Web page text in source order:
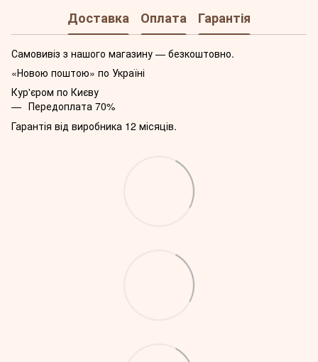
Доставка Оплата Гарантія
Самовивіз з нашого магазину — безкоштовно.
«Новою поштою» по Україні
Кур'єром по Києву
Передоплата 70%
Гарантія від виробника 12 місяців.